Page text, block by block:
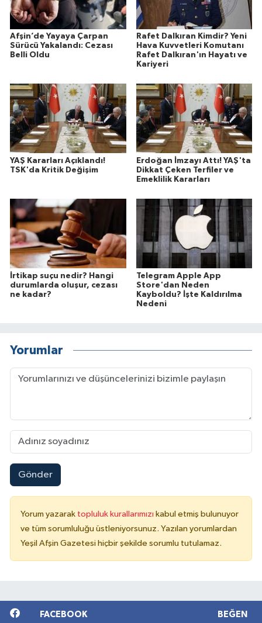
Afşin’de Yayaya Çarpan
Sürücü Yakalandı: Cezası
Belli Oldu
Rafet Dalkıran Kimdir? Yeni
Hava Kuvvetleri Komutanı
Rafet Dalkıran'ın Hayatı ve
Kariyeri
YAŞ Kararları Açıklandı!
TSK'da Kritik Değişim
Erdoğan İmzayı Attı! YAŞ'ta
Dikkat Çeken Terfiler ve
Emeklilik Kararları
İrtikap suçu nedir? Hangi
durumlarda oluşur, cezası
ne kadar?
Telegram Apple App
Store'dan Neden
Kayboldu? İşte Kaldırılma
Nedeni
Yorumlar
Gönder
Yorum yazarak topluluk kurallarımızı kabul etmiş bulunuyor
ve tüm sorumluluğu üstleniyorsunuz. Yazılan yorumlardan
Yeşil Afşin Gazetesi hiçbir şekilde sorumlu tutulamaz.
FACEBOOK BEĞEN